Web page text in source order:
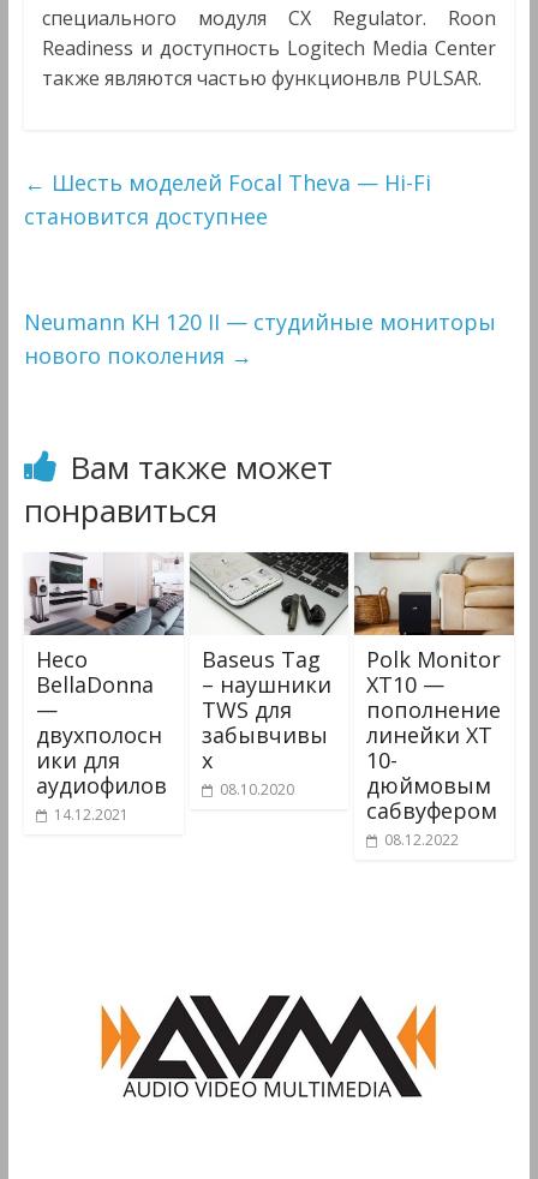
специального модуля CX Regulator. Roon
Readiness и доступность Logitech Media Center
также являются частью функционвлв PULSAR.
← Шесть моделей Focal Theva — Hi-Fi
становится доступнее
Neumann KH 120 II — студийные мониторы
нового поколения →
Вам также может
понравиться
Heco
BellaDonna
—
двухполосн
ики для
аудиофилов
14.12.2021
Baseus Tag
– наушники
TWS для
забывчивы
х
08.10.2020
Polk Monitor
XT10 —
пополнение
линейки XT
10-
дюймовым
сабвуфером
08.12.2022